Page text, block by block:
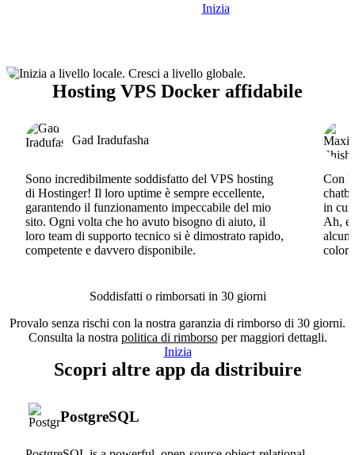
Inizia
Hosting VPS Docker affidabile
Gad Iradufasha
Sono incredibilmente soddisfatto del VPS hosting
di Hostinger! Il loro uptime è sempre eccellente,
garantendo il funzionamento impeccabile del mio
sito. Ogni volta che ho avuto bisogno di aiuto, il
loro team di supporto tecnico si è dimostrato rapido,
competente e davvero disponibile.
Con
in cui
Ah, e
alcun
Soddisfatti o rimborsati in 30 giorni
Provalo senza rischi con la nostra garanzia di rimborso di 30 giorni.
Consulta la nostra politica di rimborsoper maggiori dettagli.
Inizia
Scopri altre app da distribuire
PostgreSQL